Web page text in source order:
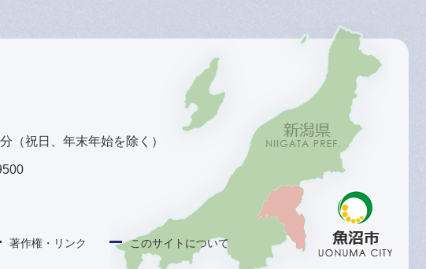
祝日、年末年始を除く）
著作権・リンク このサイトについて